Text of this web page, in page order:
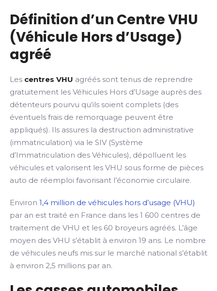
Définition d’un Centre VHU
(Véhicule Hors d’Usage)
agréé
Les centres VHU agréés sont tenus de reprendre
gratuitement les Véhicules Hors d’Usage auprès des
détenteurs pourvu qu’ils soient complets (des
éventuels frais de remorquage peuvent être
appliqués). Ils assures la destruction administrative
(immatriculation) via le SIV (Système
d’Immatriculation des Véhicules), dépolluent les
véhicules et valorisent les VHU sous forme de pièces
auto de réemploi favorisant l’économie circulaire.
Environ 1,4 million de véhicules hors d’usage (VHU)
par an est traité en France dans les 1 600 centres de
traitement de VHU et les 60 broyeurs agréés. L’âge
moyen des VHU s’établit à environ 19 ans. Le nombre
de véhicules neufs mis sur le marché national s’établit
à environ 2,5 millions par an.